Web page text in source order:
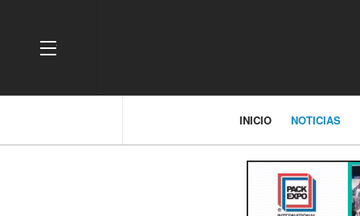
OFF CANVAS
INICIO NOTICIAS